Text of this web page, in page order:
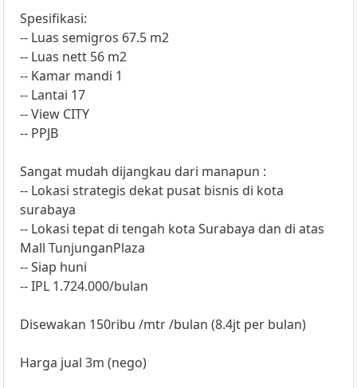
Spesifikasi:
-- Luas semigros 67.5 m2
-- Luas nett 56 m2
-- Kamar mandi 1
-- Lantai 17
-- View CITY
-- PPJB
Sangat mudah dijangkau dari manapun :
-- Lokasi strategis dekat pusat bisnis di kota
surabaya
-- Lokasi tepat di tengah kota Surabaya dan di atas
Mall TunjunganPlaza
-- Siap huni
-- IPL 1.724.000/bulan
Disewakan 150ribu /mtr /bulan (8.4jt per bulan)
Harga jual 3m (nego)